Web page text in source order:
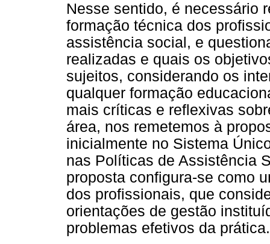
Nesse sentido, é necessário
formação técnica dos
assistência social, e
realizadas e quais os
sujeitos, considerando os
qualquer formação
mais críticas e reflexivas
área, nos remetemos à
inicialmente no Sistema
nas Políticas de Assistência
proposta configura-se como
dos profissionais, que
orientações de gestão
problemas efetivos da prática.